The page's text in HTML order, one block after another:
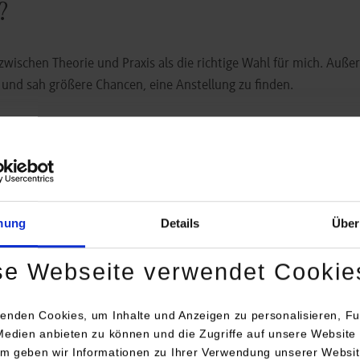
Details
Webseite verwendet
Cookies, um Inhalte und Anzeigen zu personalisieren,
anbieten zu können und die Zugriffe auf unsere Website
geben wir Informationen zu Ihrer Verwendung unserer
Theorie und Praxis als die richtige Wahl für mich.
sah größere Chancen, eine Anstellung zu finden.
war in Anbetracht der Fülle des Lehrstoffes bezogen auf
am Campus oder bei ortsansässigen
Maschinenbau hilft, technische Prozesse und